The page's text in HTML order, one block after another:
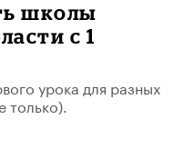
школы
с 1
урока для разных
только).